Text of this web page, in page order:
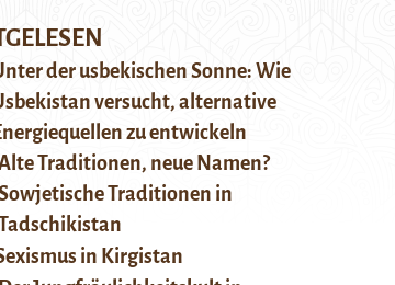
der usbekischen Sonne: Wie
versucht, alternative
zu entwickeln
Traditionen, neue Namen?
Traditionen in
in Kirgistan